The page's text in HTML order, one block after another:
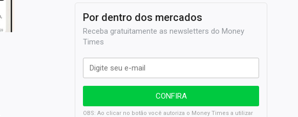
Por dentro dos mercados
Receba gratuitamente as newsletters do Money
Times
OBS: Ao clicar no botão você autoriza o Money Times a utilizar